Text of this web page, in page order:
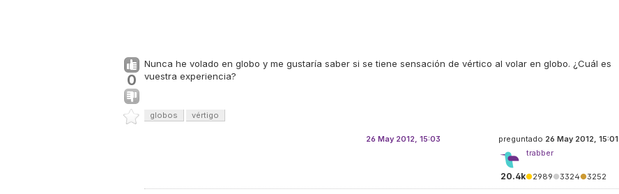
0
Nunca he volado en globo y me gustaría saber si se tiene sensación de vértico al volar en globo. ¿Cuál es
vuestra experiencia?
globos vértigo
preguntado 26 May 2012, 15:01
trabber
20.4k●2989●3324●3252
26 May 2012, 15:03